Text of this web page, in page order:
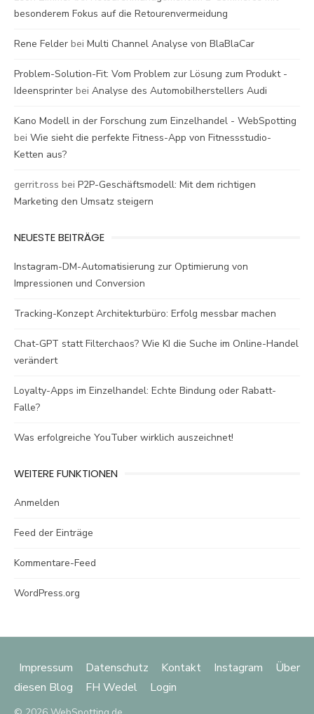
besonderem Fokus auf die Retourenvermeidung
Rene Felder bei Multi Channel Analyse von BlaBlaCar
Problem-Solution-Fit: Vom Problem zur Lösung zum Produkt -
Ideensprinter bei Analyse des Automobilherstellers Audi
Kano Modell in der Forschung zum Einzelhandel - WebSpotting
bei Wie sieht die perfekte Fitness-App von Fitnessstudio-
Ketten aus?
gerrit.ross bei P2P-Geschäftsmodell: Mit dem richtigen
Marketing den Umsatz steigern
NEUESTE BEITRÄGE
Instagram-DM-Automatisierung zur Optimierung von
Impressionen und Conversion
Tracking-Konzept Architekturbüro: Erfolg messbar machen
Chat-GPT statt Filterchaos? Wie KI die Suche im Online-Handel
verändert
Loyalty-Apps im Einzelhandel: Echte Bindung oder Rabatt-
Falle?
Was erfolgreiche YouTuber wirklich auszeichnet!
WEITERE FUNKTIONEN
Anmelden
Feed der Einträge
Kommentare-Feed
WordPress.org
Impressum Datenschutz Kontakt Instagram
Über
diesen Blog
FH Wedel Login